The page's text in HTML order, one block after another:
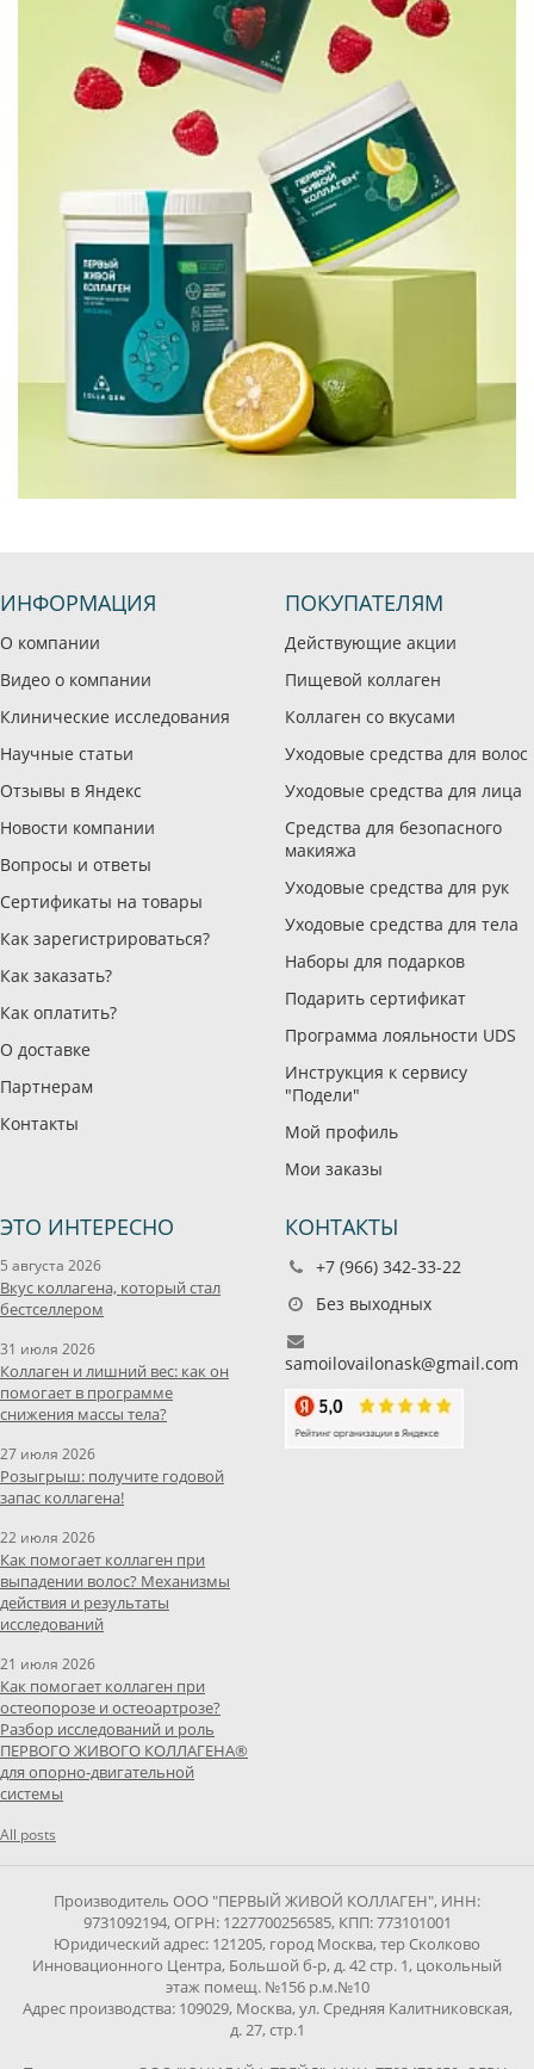
ИНФОРМАЦИЯ
О компании
Видео о компании
Клинические исследования
Научные статьи
Отзывы в Яндекс
Новости компании
Вопросы и ответы
Сертификаты на товары
Как зарегистрироваться?
Как заказать?
Как оплатить?
О доставке
Партнерам
Контакты
ПОКУПАТЕЛЯМ
Действующие акции
Пищевой коллаген
Коллаген со вкусами
Уходовые средства для волос
Уходовые средства для лица
Средства для безопасного
макияжа
Уходовые средства для рук
Уходовые средства для тела
Наборы для подарков
Подарить сертификат
Программа лояльности UDS
Инструкция к сервису
"Подели"
Мой профиль
Мои заказы
ЭТО ИНТЕРЕСНО
5 августа 2026
Вкус коллагена, который стал
бестселлером
31 июля 2026
Коллаген и лишний вес: как он
помогает в программе
снижения массы тела?
27 июля 2026
Розыгрыш: получите годовой
запас коллагена!
22 июля 2026
Как помогает коллаген при
выпадении волос? Механизмы
действия и результаты
исследований
21 июля 2026
Как помогает коллаген при
остеопорозе и остеоартрозе?
Разбор исследований и роль
ПЕРВОГО ЖИВОГО КОЛЛАГЕНА®
для опорно-двигательной
системы
All posts
КОНТАКТЫ
+7 (966) 342-33-22
Без выходных
samoilovailonask@gmail.com
Производитель ООО "ПЕРВЫЙ ЖИВОЙ КОЛЛАГЕН", ИНН:
9731092194, ОГРН: 1227700256585, КПП: 773101001
Юридический адрес: 121205, город Москва, тер Сколково
Инновационного Центра, Большой б-р, д. 42 стр. 1, цокольный
этаж помещ. №156 р.м.№10
Адрес производства: 109029, Москва, ул. Средняя Калитниковская,
д. 27, стр.1